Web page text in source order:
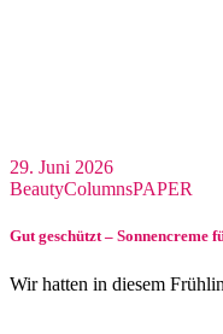
29. Juni 2026
BeautyColumnsPAPER
Gut geschützt – Sonnencreme
Wir hatten in diesem